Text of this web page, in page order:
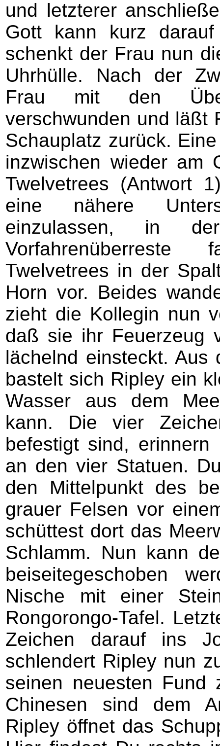
und letzterer
Gott kann kurz
schenkt der Frau nun
Uhrhülle. Nach der
Frau mit den
verschwunden und läßt
Schauplatz zurück.
inzwischen wieder am
Twelvetrees (Antwort
eine nähere
einzulassen, in
Twelvetrees in der
Horn vor. Beides
zieht die Kollegin nun
daß sie ihr Feuerzeug
lächelnd einsteckt.
bastelt sich Ripley ein
Wasser aus dem
kann. Die vier
befestigt sind,
an den vier Statuen.
den Mittelpunkt des
grauer Felsen vor
schüttest dort das
Schlamm. Nun kann
beiseitegeschoben
Nische mit einer
Rongorongo-Tafel.
Zeichen darauf ins
schlendert Ripley nun
seinen neuesten Fund
Chinesen sind dem
Ripley öffnet das